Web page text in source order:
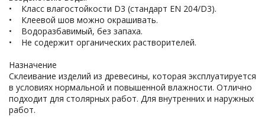
• Класс влагостойкости D3 (стандарт EN 204/D3).
• Клеевой шов можно окрашивать.
• Водоразбавимый, без запаха.
• Не содержит органических растворителей.
Назначение
Склеивание изделий из древесины, которая эксплуатируется
в условиях нормальной и повышенной влажности. Отлично
подходит для столярных работ. Для внутренних и наружных
работ.